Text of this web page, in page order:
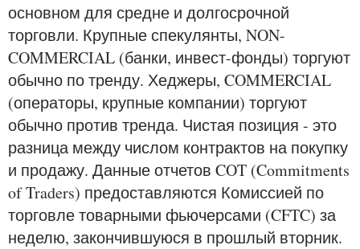
основном для средне и долгосрочной
торговли. Крупные спекулянты, NON-
COMMERCIAL (банки, инвест-фонды) торгуют
обычно по тренду. Хеджеры, COMMERCIAL
(операторы, крупные компании) торгуют
обычно против тренда. Чистая позиция - это
разница между числом контрактов на покупку
и продажу. Данные отчетов COT (Commitments
of Traders) предоставляются Комиссией по
торговле товарными фьючерсами (CFTC) за
неделю, закончившуюся в прошлый вторник.